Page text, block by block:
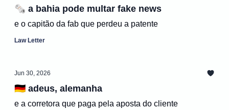
🗞️ a bahia pode multar fake news
e o capitão da fab que perdeu a patente
Law Letter
Jun 30, 2026
🇩🇪 adeus, alemanha
e a corretora que paga pela aposta do cliente